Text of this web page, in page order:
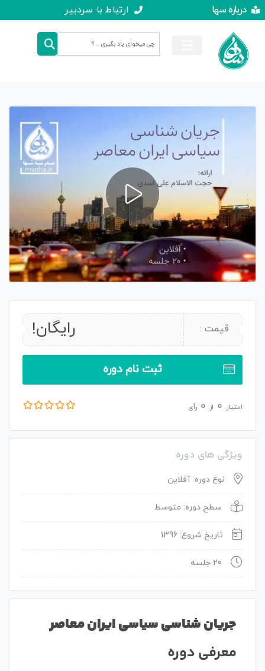
درباره سها ارتباط با سردبیر
قیمت : رایگان!
ثبت نام دوره
امتیاز 0 از 0 رأی
ویژگی های دوره
نوع دوره: آفلاین
سطح دوره: متوسط
تاریخ شروع: 1396
20 جلسه
جریان شناسی سیاسی ایران معاصر
معرفی دوره